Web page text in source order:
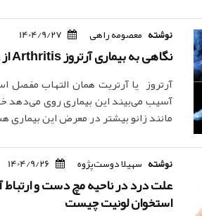
نوشته معصومه راهی 1404/9/27
نگاهی به بیماری آرتروز Arthritis از علائم تا راه‌های درمان آن
آرتروز یا آرتریت همان التهاب
آسیب می‌بیند این بیماری روی
مانند زانو بیشتر در معرض این بیماری
نوشته سهیلا دوست‌پژوه 1404/9/26
علت درد در ناحیه مچ دست و ارتباط
استخوان لونیت چیست